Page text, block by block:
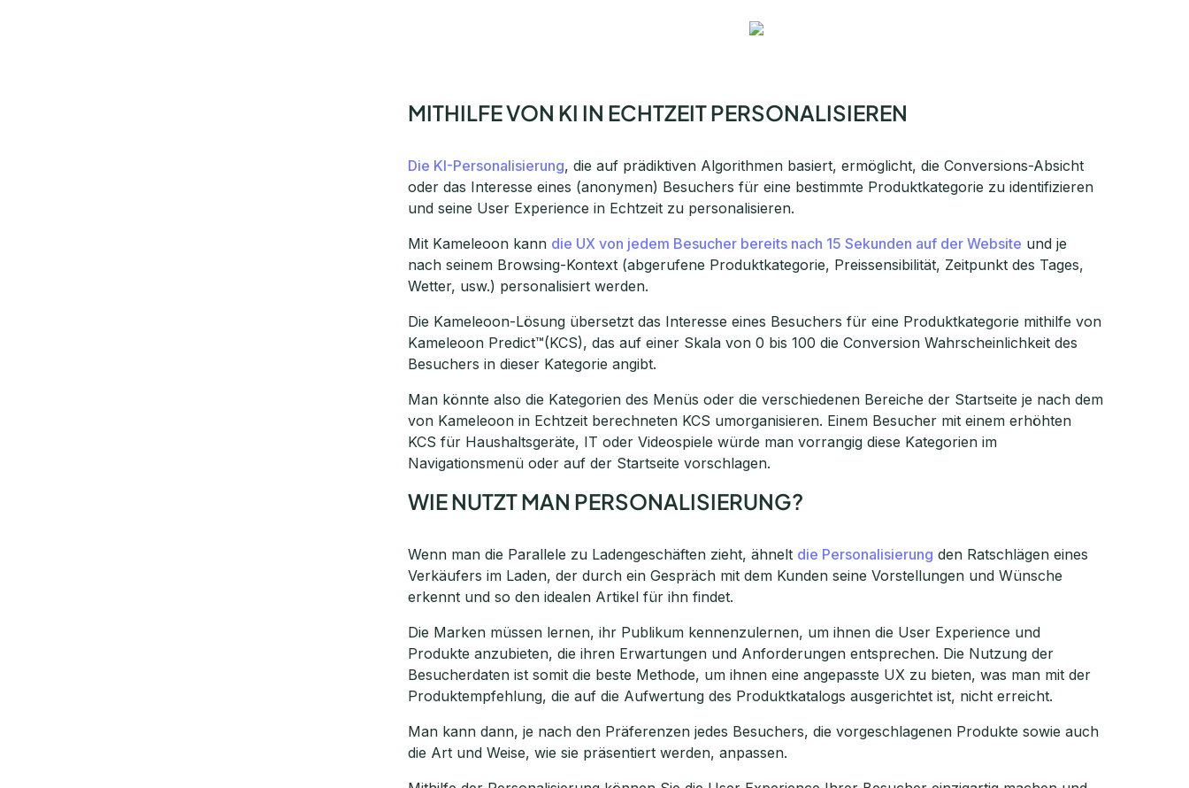
MITHILFE VON KI IN ECHTZEIT PERSONALISIEREN
Die KI-Personalisierung, die auf prädiktiven Algorithmen basiert, ermöglicht, die Conversions-Absicht
oder das Interesse eines (anonymen) Besuchers für eine bestimmte Produktkategorie zu identifizieren
und seine User Experience in Echtzeit zu personalisieren.
Mit Kameleoon kann die UX von jedem Besucher bereits nach 15 Sekunden auf der Website und je
nach seinem Browsing-Kontext (abgerufene Produktkategorie, Preissensibilität, Zeitpunkt des Tages,
Wetter, usw.) personalisiert werden.
Die Kameleoon-Lösung übersetzt das Interesse eines Besuchers für eine Produktkategorie mithilfe von
Kameleoon Predict™(KCS), das auf einer Skala von 0 bis 100 die Conversion Wahrscheinlichkeit des
Besuchers in dieser Kategorie angibt.
Man könnte also die Kategorien des Menüs oder die verschiedenen Bereiche der Startseite je nach dem
von Kameleoon in Echtzeit berechneten KCS umorganisieren. Einem Besucher mit einem erhöhten
KCS für Haushaltsgeräte, IT oder Videospiele würde man vorrangig diese Kategorien im
Navigationsmenü oder auf der Startseite vorschlagen.
WIE NUTZT MAN PERSONALISIERUNG?
Wenn man die Parallele zu Ladengeschäften zieht, ähnelt die Personalisierung den Ratschlägen eines
Verkäufers im Laden, der durch ein Gespräch mit dem Kunden seine Vorstellungen und Wünsche
erkennt und so den idealen Artikel für ihn findet.
Die Marken müssen lernen, ihr Publikum kennenzulernen, um ihnen die User Experience und
Produkte anzubieten, die ihren Erwartungen und Anforderungen entsprechen. Die Nutzung der
Besucherdaten ist somit die beste Methode, um ihnen eine angepasste UX zu bieten, was man mit der
Produktempfehlung, die auf die Aufwertung des Produktkatalogs ausgerichtet ist, nicht erreicht.
Man kann dann, je nach den Präferenzen jedes Besuchers, die vorgeschlagenen Produkte sowie auch
die Art und Weise, wie sie präsentiert werden, anpassen.